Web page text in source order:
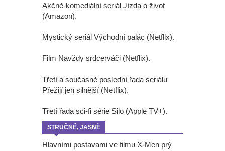
Akčně-komediální seriál Jízda o život
(Amazon).
Mystický seriál Východní palác (Netflix).
Film Navždy srdcerváči (Netflix).
Třetí a současně poslední řada seriálu
Přežijí jen silnější (Netflix).
Třetí řada sci-fi série Silo (Apple TV+).
STRUČNĚ, JASNĚ
Hlavními postavami ve filmu X-Men prý